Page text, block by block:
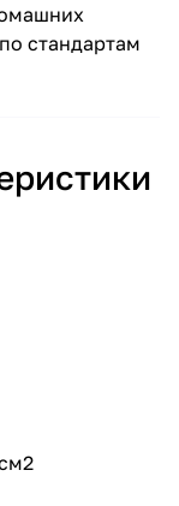
стандартам